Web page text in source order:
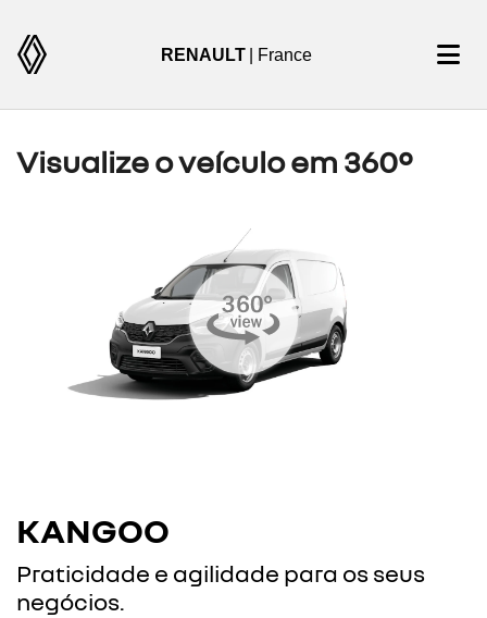
RENAULT | France
Visualize o veículo em 360°
KANGOO
Praticidade e agilidade para os seus
negócios.